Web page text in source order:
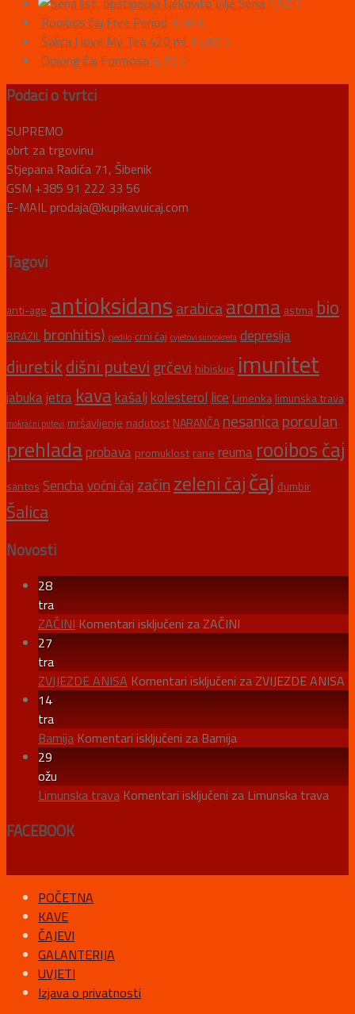
Rooibos čaj Free Period 3,30 €
Šalica I love My Tea 420 ml 15,80 €
Oolong čaj Formosa 4,70 €
Podaci o tvrtci
SUPREMO
obrt za trgovinu
Stjepana Radića 71, Šibenik
GSM +385 91 222 33 56
E-MAIL prodaja@kupikavuicaj.com
Tagovi
anti-age antioksidans arabicaaroma astma bio
BRAZIL bronhitis) cjedilo crni čaj cvjetovi suncokreta depresija
diuretikdišni putevi grčevi hibiskus imunitet
jabukajetra kavakašaljkolesterol lice Limenka limunska trava
mokraćni putevi mršavljenje nadutost NARANČA nesanicaporculan
prehladaprobava promuklost rane reuma rooibos čaj
santos Senchavoćni čaj začin zeleni čajčaj đumbir
Šalica
Novosti
28
tra
ZAČINI Komentari isključeni za ZAČINI
27
tra
ZVIJEZDE ANISA Komentari isključeni za ZVIJEZDE ANISA
14
tra
Bamija Komentari isključeni za Bamija
29
ožu
Limunska trava Komentari isključeni za Limunska trava
FACEBOOK
POČETNA
KAVE
ČAJEVI
GALANTERIJA
UVJETI
Izjava o privatnosti